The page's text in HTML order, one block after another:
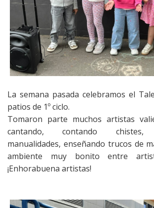
La semana pasada celebramos el
patios de 1º ciclo.
Tomaron parte muchos artistas
cantando, contando chistes,
manualidades, enseñando trucos de
ambiente muy bonito entre
¡Enhorabuena artistas!